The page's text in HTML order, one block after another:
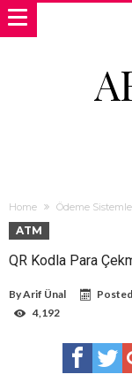
Home Ödeme
ATM
QR Kodla Para
ByArif Ünal
4,192